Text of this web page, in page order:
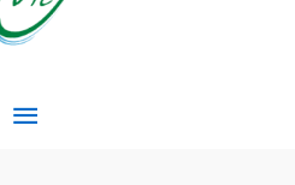
MENU